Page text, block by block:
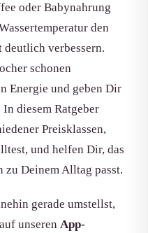
oder Babynahrung
den
deutlich verbessern.
schonen
Energie und geben Dir
diesem Ratgeber
Preisklassen,
und helfen Dir, das
zu Deinem Alltag passt.
gerade umstellst,
unseren App-